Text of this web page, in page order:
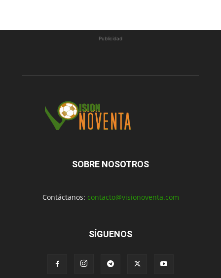
Publicidad
SOBRE NOSOTROS
Contáctanos: contacto@visionoventa.com
SÍGUENOS